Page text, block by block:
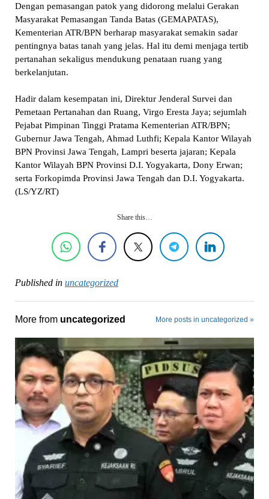
Dengan pemasangan patok yang didorong melalui Gerakan
Masyarakat Pemasangan Tanda Batas (GEMAPATAS),
Kementerian ATR/BPN berharap masyarakat semakin sadar
pentingnya batas tanah yang jelas. Hal itu demi menjaga tertib
pertanahan sekaligus mendukung penataan ruang yang
berkelanjutan.
Hadir dalam kesempatan ini, Direktur Jenderal Survei dan
Pemetaan Pertanahan dan Ruang, Virgo Eresta Jaya; sejumlah
Pejabat Pimpinan Tinggi Pratama Kementerian ATR/BPN;
Gubernur Jawa Tengah, Ahmad Luthfi; Kepala Kantor Wilayah
BPN Provinsi Jawa Tengah, Lampri beserta jajaran; Kepala
Kantor Wilayah BPN Provinsi D.I. Yogyakarta, Dony Erwan;
serta Forkopimda Provinsi Jawa Tengah dan D.I. Yogyakarta.
(LS/YZ/RT)
Share this…
Published in uncategorized
More from uncategorized More posts in uncategorized »